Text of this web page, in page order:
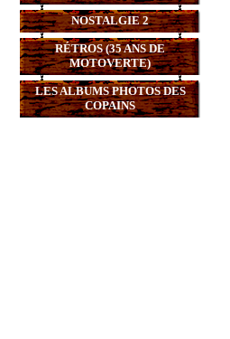
NOSTALGIE 2
RÉTROS (35 ANS DE
MOTOVERTE)
LES ALBUMS PHOTOS DES
COPAINS